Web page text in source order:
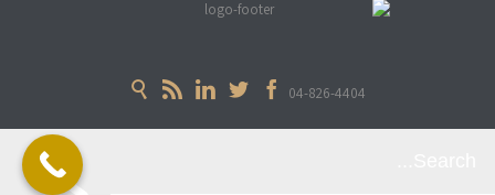
04-826-4404





